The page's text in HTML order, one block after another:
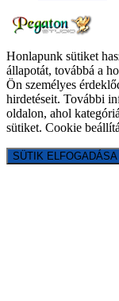
Honlapunk sütiket
állapotát, továbbá a
Ön személyes
hirdetéseit. További
oldalon, ahol
sütiket. Cookie
SÜTIK ELFOGADÁSA